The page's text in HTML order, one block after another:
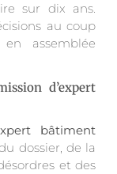
sur dix ans.
au coup
assemblée
d’expert
bâtiment
dossier, de la
et des